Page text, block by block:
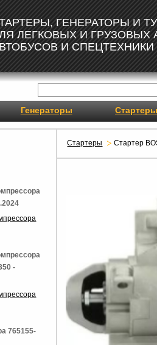
ГЕНЕРАТОРЫ И
ЛЕГКОВЫХ И ГРУЗОВЫХ
И СПЕЦТЕХНИКИ
Генераторы Стартеры
Стартеры Стартер
-
765155-